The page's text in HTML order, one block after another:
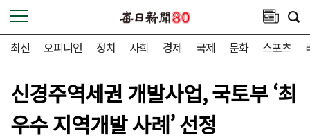
최신 오피니언 정치 사회 경제 국제 문화 스포츠
신경주역세권 개발사업, 국토부 ‘최
우수 지역개발 사례’ 선정